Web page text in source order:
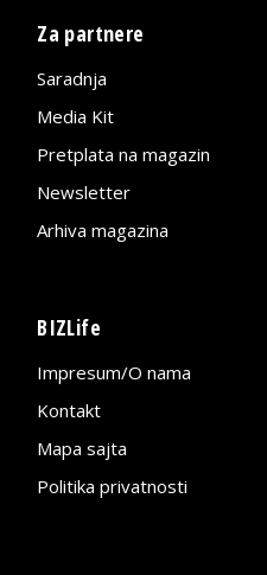
Za partnere
Saradnja
Media Kit
Pretplata na magazin
Newsletter
Arhiva magazina
BIZLife
Impresum/O nama
Kontakt
Mapa sajta
Politika privatnosti